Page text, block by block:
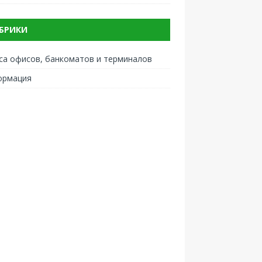
офисов, банкоматов и терминалов